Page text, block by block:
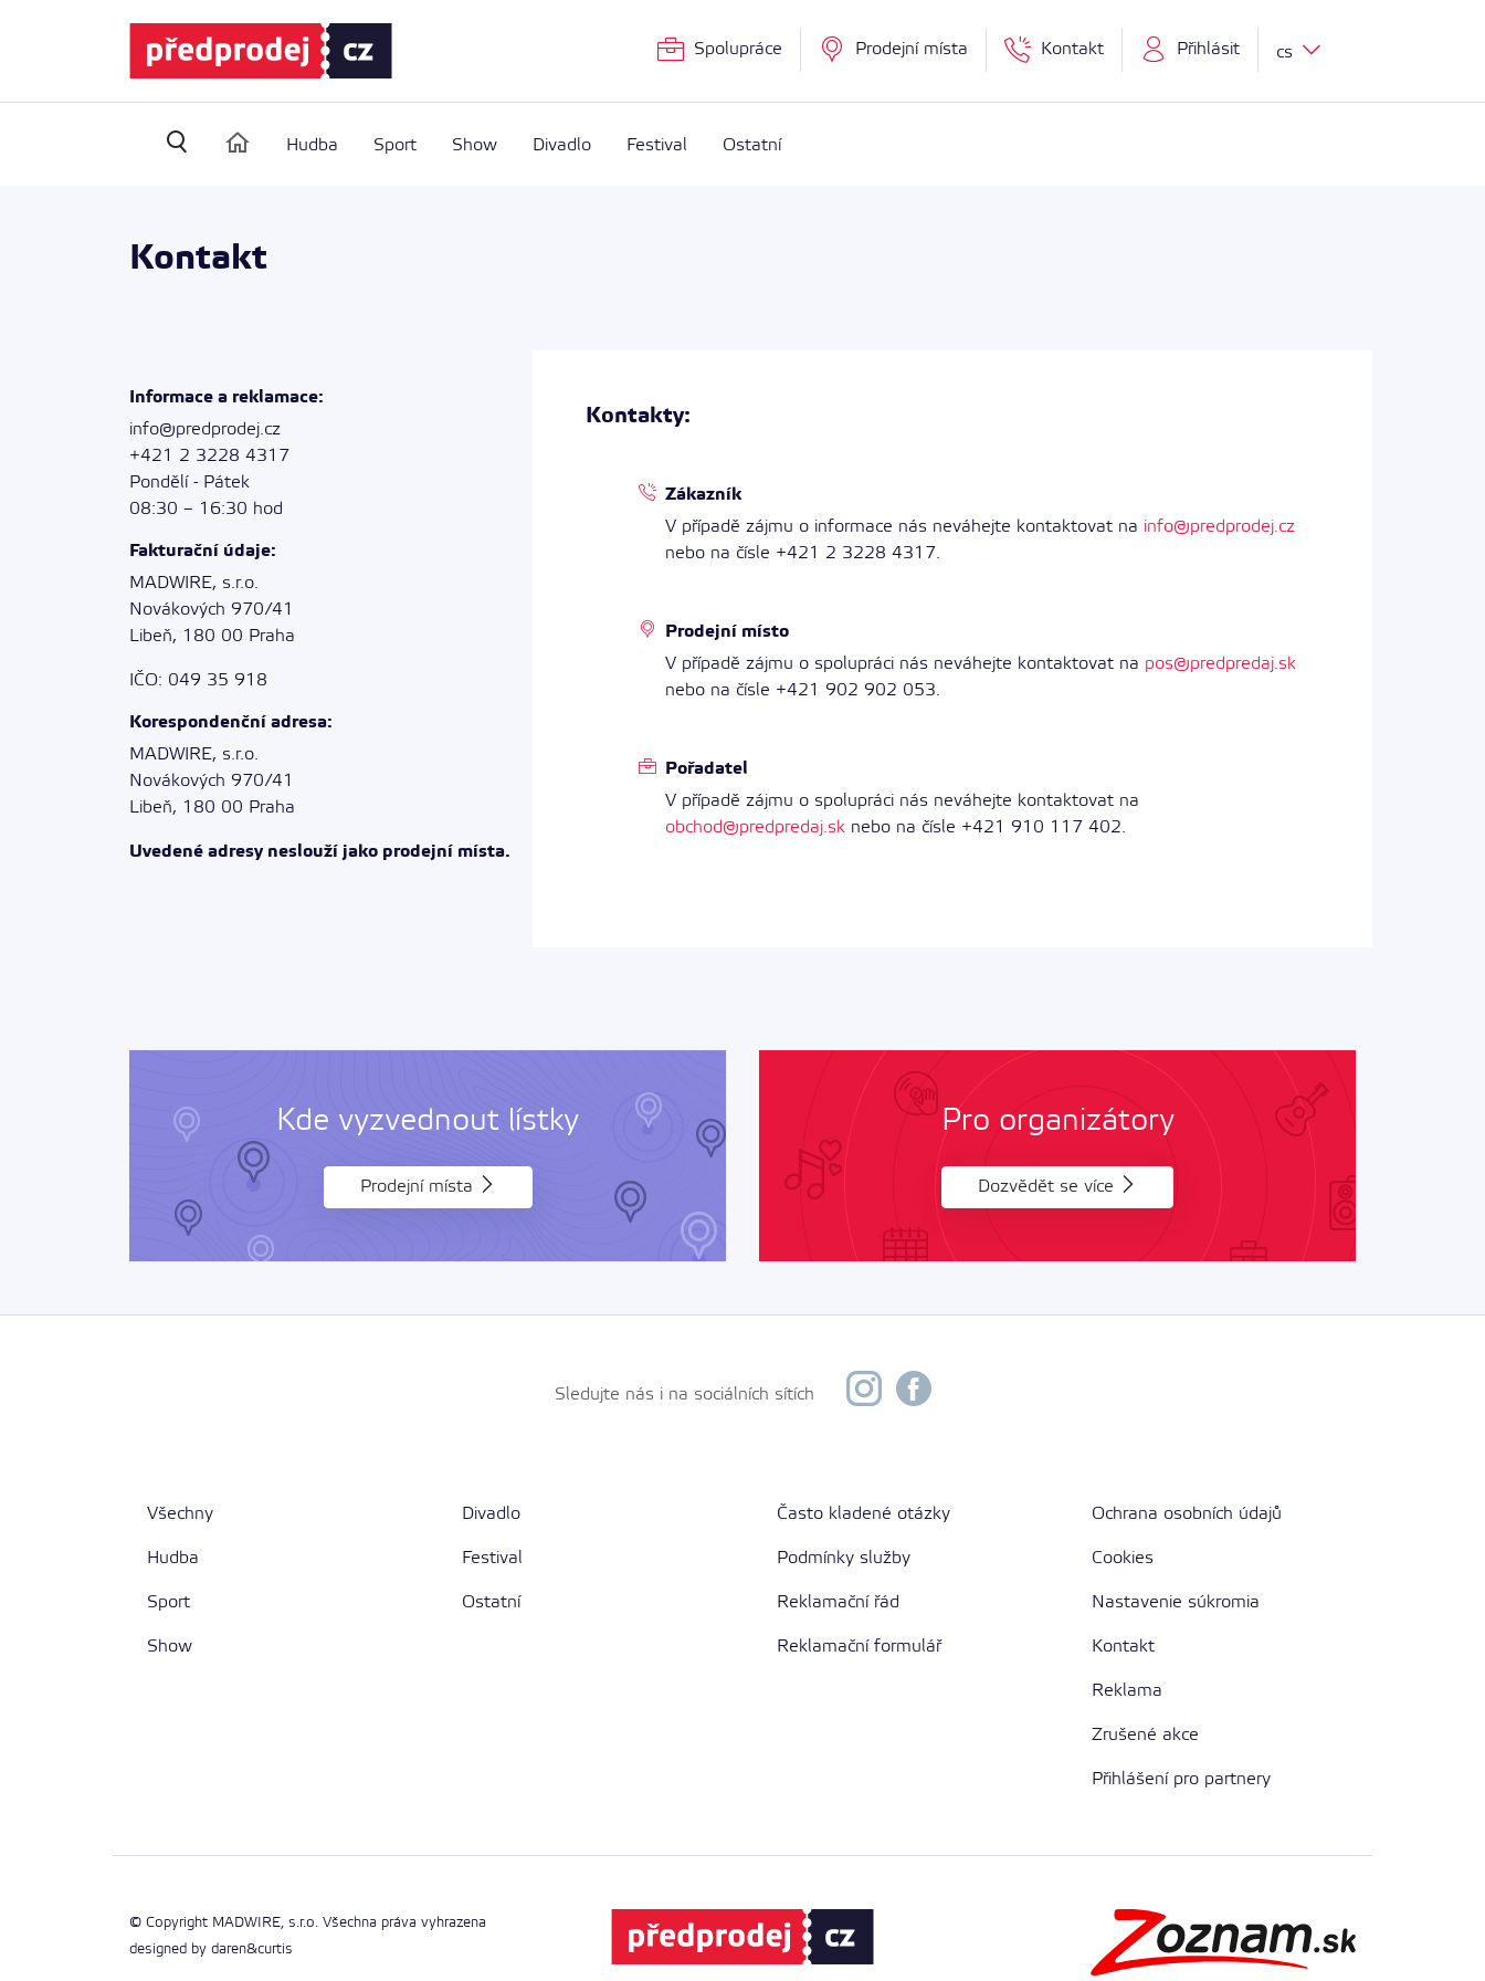
Spolupráce Prodejní místa Kontakt Přihlásit cs
(vyhledávání)Hudba Sport Show Divadlo Festival Ostatní
Kontakt
Informace a reklamace:
info@predprodej.cz
+421 2 3228 4317
Pondělí - Pátek
08:30 – 16:30 hod
Fakturační údaje:
MADWIRE, s.r.o.
Novákových 970/41
Libeň, 180 00 Praha
IČO: 049 35 918
Korespondenční adresa:
MADWIRE, s.r.o.
Novákových 970/41
Libeň, 180 00 Praha
Uvedené adresy neslouží jako prodejní místa.
Kontakty:
Zákazník
V případě zájmu o informace nás neváhejte kontaktovat na info@predprodej.cz
nebo na čísle +421 2 3228 4317.
Prodejní místo
V případě zájmu o spolupráci nás neváhejte kontaktovat na pos@predpredaj.sk
nebo na čísle +421 902 902 053.
Pořadatel
V případě zájmu o spolupráci nás neváhejte kontaktovat na
obchod@predpredaj.sknebo na čísle +421 910 117 402.
Kde vyzvednout lístky
Prodejní místa
Pro organizátory
Dozvědět se více
Sledujte nás i na sociálních sítích
Všechny
Hudba
Sport
Show
Divadlo
Festival
Ostatní
Často kladené otázky
Podmínky služby
Reklamační řád
Reklamační formulář
Ochrana osobních údajů
Cookies
Nastavenie súkromia
Kontakt
Reklama
Zrušené akce
Přihlášení pro partnery
© Copyright MADWIRE , s.r.o. Všechna práva vyhrazena
designed by daren&curtis